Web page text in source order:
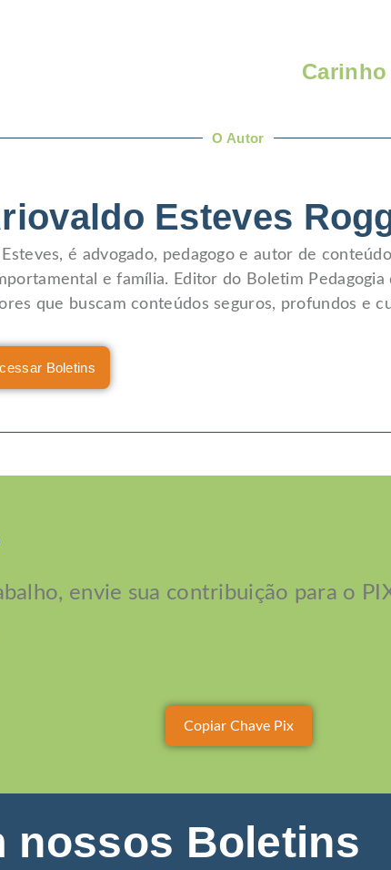
O Autor
Esteves
é advogado, pedagogo e autor de
e família. Editor do Boletim
que buscam conteúdos seguros, profundos e
Boletins
envie sua contribuição para o
Copiar Chave Pix
nossos Boletins